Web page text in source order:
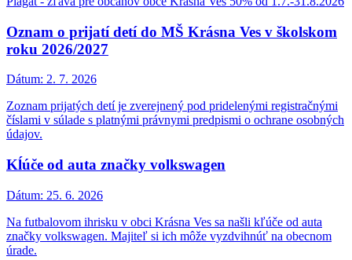
Oznam o prijatí detí do MŠ Krásna Ves v školskom
roku 2026/2027
Dátum: 2. 7. 2026
Zoznam prijatých detí je zverejnený pod pridelenými registračnými
číslami v súlade s platnými právnymi predpismi o ochrane osobných
údajov.
Kĺúče od auta značky volkswagen
Dátum: 25. 6. 2026
Na futbalovom ihrisku v obci Krásna Ves sa našli kľúče od auta
značky volkswagen. Majiteľ si ich môže vyzdvihnúť na obecnom
úrade.